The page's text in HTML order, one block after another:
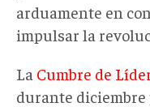
arduamente en
impulsar la
La Cumbre de
durante diciembre